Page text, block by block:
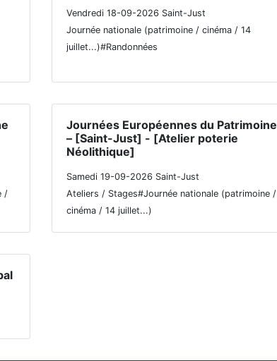
Vendredi 18-09-2026 Saint-Just
Journée nationale (patrimoine / cinéma / 14
juillet...)#Randonnées
/
Journées Européennes du Patrimoine
– [Saint-Just] - [Atelier poterie
Néolithique]
Samedi 19-09-2026 Saint-Just
Ateliers / Stages#Journée nationale (patrimoine /
cinéma / 14 juillet...)